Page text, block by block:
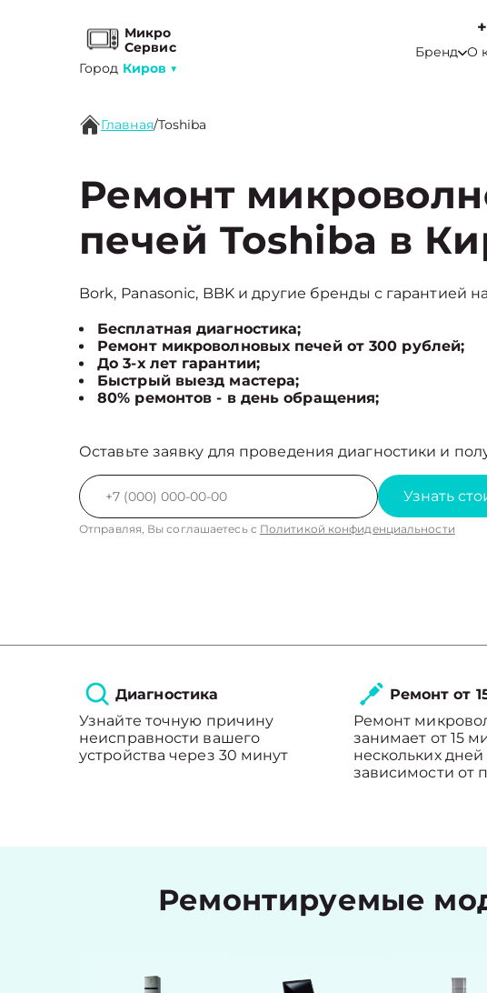
Микро
Сервис
Город Киров ▼
Бренд О
Главная/Toshiba
Ремонт
печей Toshiba в
Bork, Panasonic, BBK и другие бренды с гарантией
Бесплатная диагностика;
Ремонт микроволновых печей от 300 рублей;
До 3-х лет гарантии;
Быстрый выезд мастера;
80% ремонтов - в день обращения;
Оставьте заявку для проведения диагностики и
Узнать
Отправляя, Вы соглашаетесь с Политикой конфиденциальности
Диагностика
Узнайте точную причину
неисправности вашего
устройства через 30 минут
Ремонт от
Ремонт
занимает от 15
нескольких дней
зависимости от
Ремонтируемые